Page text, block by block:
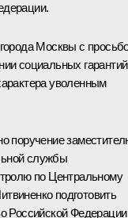
Москвы с
социальных гарантий
уволенным
поручение
службы
по Центральному
подготовить
Российской Федерации